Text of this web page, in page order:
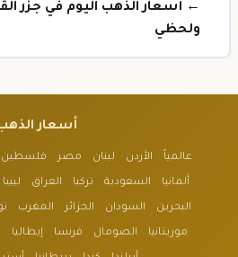
← أسعار الذهب اليوم في جزر
ولحظي
أسعار
عالمياً الأردن لبنان مصر فلسطين
ألمانيا السعودية تركيا العراق ليبيا
البحرين السودان الجزائر المغرب
موريتانيا الصومال فرنسا إيطاليا